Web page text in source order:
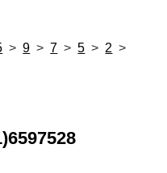
> 9 > 7 > 5 > 2 >